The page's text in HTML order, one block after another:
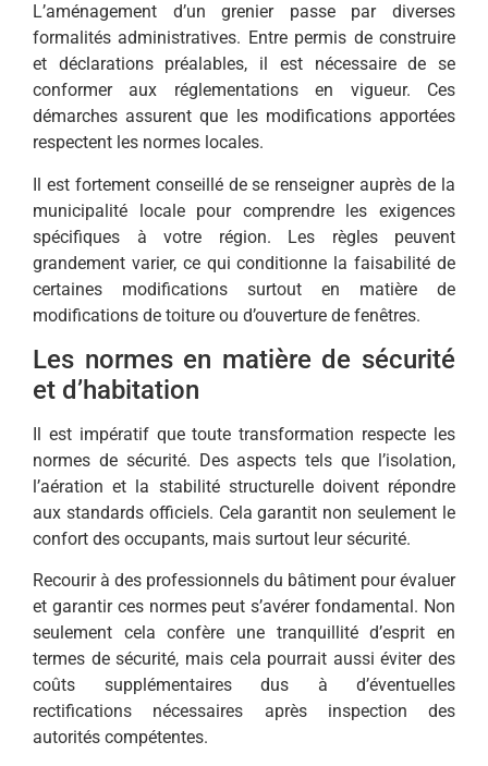
L’aménagement d’un grenier passe par diverses
formalités administratives. Entre permis de construire
et déclarations préalables, il est nécessaire de se
conformer aux réglementations en vigueur. Ces
démarches assurent que les modifications apportées
respectent les normes locales.
Il est fortement conseillé de se renseigner auprès de la
municipalité locale pour comprendre les exigences
spécifiques à votre région. Les règles peuvent
grandement varier, ce qui conditionne la faisabilité de
certaines modifications surtout en matière de
modifications de toiture ou d’ouverture de fenêtres.
Les normes en matière de sécurité
et d’habitation
Il est impératif que toute transformation respecte les
normes de sécurité. Des aspects tels que l’isolation,
l’aération et la stabilité structurelle doivent répondre
aux standards officiels. Cela garantit non seulement le
confort des occupants, mais surtout leur sécurité.
Recourir à des professionnels du bâtiment pour évaluer
et garantir ces normes peut s’avérer fondamental. Non
seulement cela confère une tranquillité d’esprit en
termes de sécurité, mais cela pourrait aussi éviter des
coûts supplémentaires dus à d’éventuelles
rectifications nécessaires après inspection des
autorités compétentes.